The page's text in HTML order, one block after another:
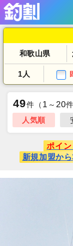
和歌山県
1人
49件 （ 1 ～ 20
人気順
ポイン
新規加盟から